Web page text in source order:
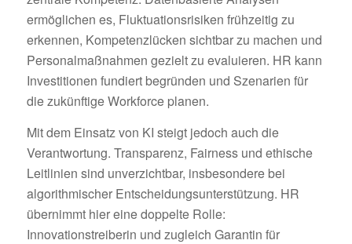
ermöglichen es, Fluktuationsrisiken frühzeitig zu
erkennen, Kompetenzlücken sichtbar zu machen und
Personalmaßnahmen gezielt zu evaluieren. HR kann
Investitionen fundiert begründen und Szenarien für
die zukünftige Workforce planen.
Mit dem Einsatz von KI steigt jedoch auch die
Verantwortung. Transparenz, Fairness und ethische
Leitlinien sind unverzichtbar, insbesondere bei
algorithmischer Entscheidungsunterstützung. HR
übernimmt hier eine doppelte Rolle:
Innovationstreiberin und zugleich Garantin für